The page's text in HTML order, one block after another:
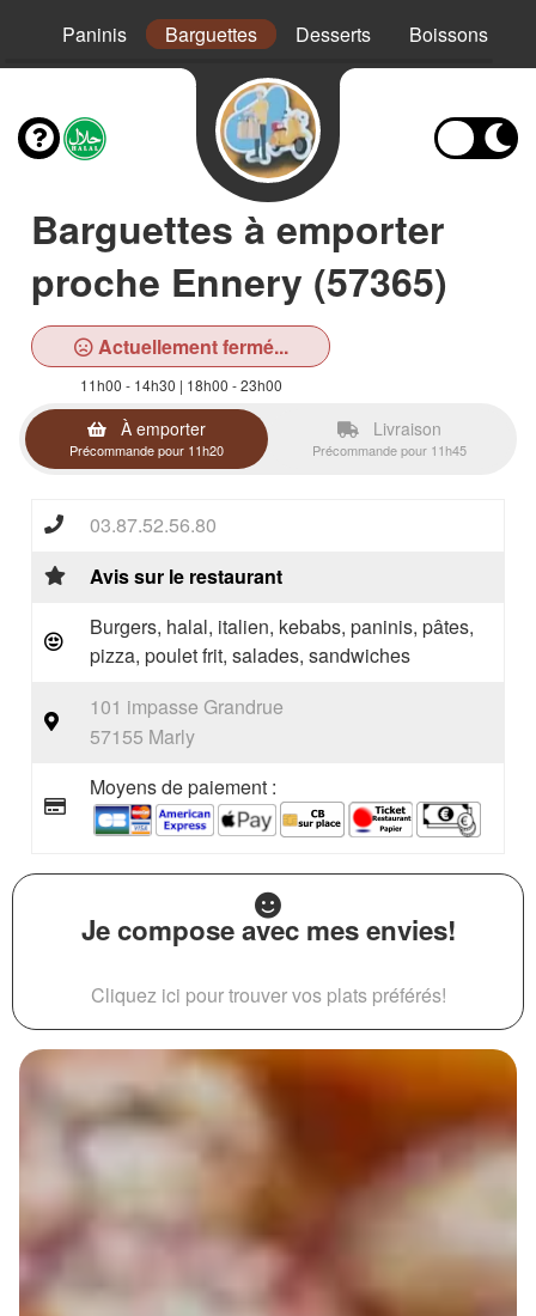
Paninis Barguettes Desserts Boissons
Barguettes à emporter
proche Ennery (57365)
Actuellement fermé...
11h00 - 14h30 | 18h00 - 23h00
À emporter
Précommande pour 11h20
Livraison
Précommande pour 11h45
03.87.52.56.80
Avis sur le restaurant
Burgers, halal, italien, kebabs, paninis, pâtes,
pizza, poulet frit, salades, sandwiches
101 impasse Grandrue
57155 Marly
Moyens de paiement :
Je compose avec mes envies!
Cliquez ici pour trouver vos plats préférés!